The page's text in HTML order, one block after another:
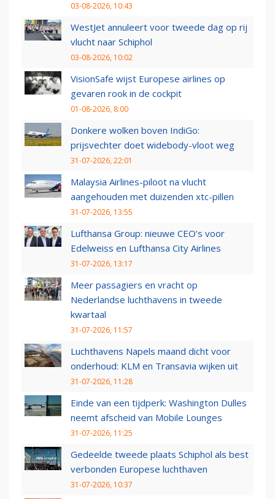
03-08-2026, 10:43
WestJet annuleert voor tweede dag op rij
vlucht naar Schiphol
03-08-2026, 10:02
VisionSafe wijst Europese airlines op
gevaren rook in de cockpit
01-08-2026, 8:00
Donkere wolken boven IndiGo:
prijsvechter doet widebody-vloot weg
31-07-2026, 22:01
Malaysia Airlines-piloot na vlucht
aangehouden met duizenden xtc-pillen
31-07-2026, 13:55
Lufthansa Group: nieuwe CEO’s voor
Edelweiss en Lufthansa City Airlines
31-07-2026, 13:17
Meer passagiers en vracht op
Nederlandse luchthavens in tweede
kwartaal
31-07-2026, 11:57
Luchthavens Napels maand dicht voor
onderhoud: KLM en Transavia wijken uit
31-07-2026, 11:28
Einde van een tijdperk: Washington Dulles
neemt afscheid van Mobile Lounges
31-07-2026, 11:25
Gedeelde tweede plaats Schiphol als best
verbonden Europese luchthaven
31-07-2026, 10:37